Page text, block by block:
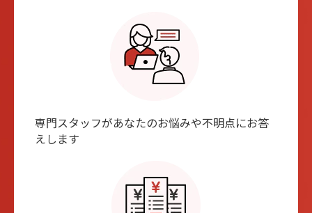
専⾨スタッフがあなたのお悩みや不明点にお答
えします